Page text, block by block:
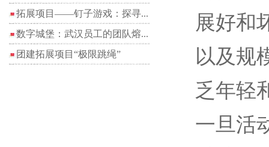
拓展项目——钉子游戏：探寻...
数字城堡：武汉员工的团队熔...
团建拓展项目“极限跳绳”
展好和
以及规
乏年轻
一旦活